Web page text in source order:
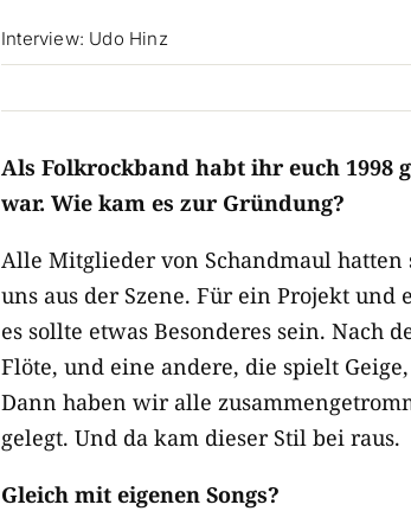
Interview: Udo Hinz
Als Folkrockband habt ihr euch 1998
war. Wie kam es zur Gründung?
Alle Mitglieder von Schandmaul hatten
uns aus der Szene. Für ein Projekt
es sollte etwas Besonderes sein. Nach
Flöte, und eine andere, die spielt
Dann haben wir alle
gelegt. Und da kam dieser Stil bei raus.
Gleich mit eigenen Songs?